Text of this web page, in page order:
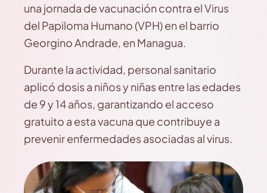
una jornada de vacunación contra el Virus
del Papiloma Humano (VPH) en el barrio
Georgino Andrade, en Managua.
Durante la actividad, personal sanitario
aplicó dosis a niños y niñas entre las edades
de 9 y 14 años, garantizando el acceso
gratuito a esta vacuna que contribuye a
prevenir enfermedades asociadas al virus.